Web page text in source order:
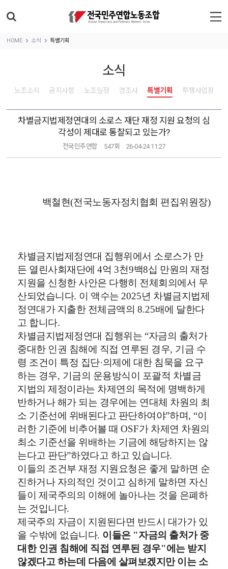
HOME 소식 특별기획
소식
노조소식 공지사항 노조일정 경조사 특별기획 투쟁사업장
차별금지법제정연대의 소로스 재단 재정 지원 요청의 심
각성이 제대로 통찰되고 있는가?
전국민주연합 547회 26-04-24 11:27
백철현(전국노동자정치협회 편집위원장)
차별금지법제정연대 집행위에서 소로스가 만
든 열린사회재단에4억 3천9백8십 만원의 재정
지원을 신청한 사안은 다행히 전체회의에서 무
산되었습니다. 이 액수는 2025년 차별금지법제
정연대가 지출한 전체금액의 8.25배에 달한다
고 합니다.
차별금지법제정연대 집행위는 “자금의 출처가
중대한 인권 침해에 직접 연루된 경우, 기금 수
령 조건이 특정 집단·의제에 대한 침묵을 요구
하는 경우, 기금의 운용방식이 포괄적 차별금
지법의 제정이라는 차제연의 목적에 명백하게
반하거나 해가 되는 경우에는 연대체 차원의 최
소 기준선에 위배된다고 판단하여야”하며, “이
러한 기준에 비추어볼 때OSF가 차제연 차원의
최소 기준선을 위배하는 기금에 해당하지는 않
는다고 판단”하였다고 하고 있습니다.
이들의 조건부 재정 지원요청은 좋게 말하면 순
진하거나 자의적인 것이고 심하게 말하면 자신
들이 제국주의의 이해에 놀아나는 것을 은폐하
는 것입니다.
제국주의 자금이 지원된다면 반드시 대가가 있
을 수밖에 없습니다. 이들은 "자금의 출처가 중
대한 인권 침해에 직접 연루된 경우"에는 받지
않겠다고 하는데 다음에 살펴보겠지만 이는 소